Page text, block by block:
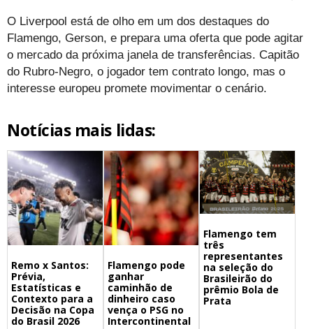
O Liverpool está de olho em um dos destaques do
Flamengo, Gerson, e prepara uma oferta que pode agitar
o mercado da próxima janela de transferências. Capitão
do Rubro-Negro, o jogador tem contrato longo, mas o
interesse europeu promete movimentar o cenário.
Notícias mais lidas:
Remo x Santos:
Prévia,
Estatísticas e
Contexto para a
Decisão na Copa
do Brasil 2026
Flamengo pode
ganhar
caminhão de
dinheiro caso
vença o PSG no
Intercontinental
Flamengo tem
três
representantes
na seleção do
Brasileirão do
prêmio Bola de
Prata